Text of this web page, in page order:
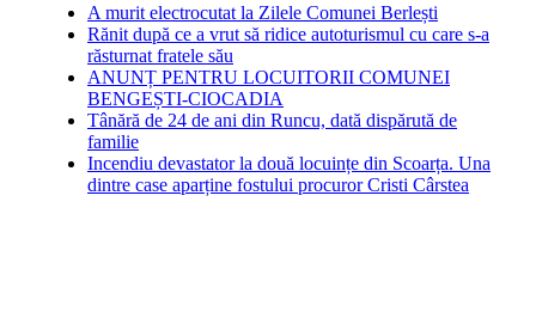
A murit electrocutat la Zilele Comunei Berlești
Rănit după ce a vrut să ridice autoturismul cu care s-a
răsturnat fratele său
ANUNȚ PENTRU LOCUITORII COMUNEI
BENGEȘTI-CIOCADIA
Tânără de 24 de ani din Runcu, dată dispărută de
familie
Incendiu devastator la două locuințe din Scoarța. Una
dintre case aparține fostului procuror Cristi Cârstea